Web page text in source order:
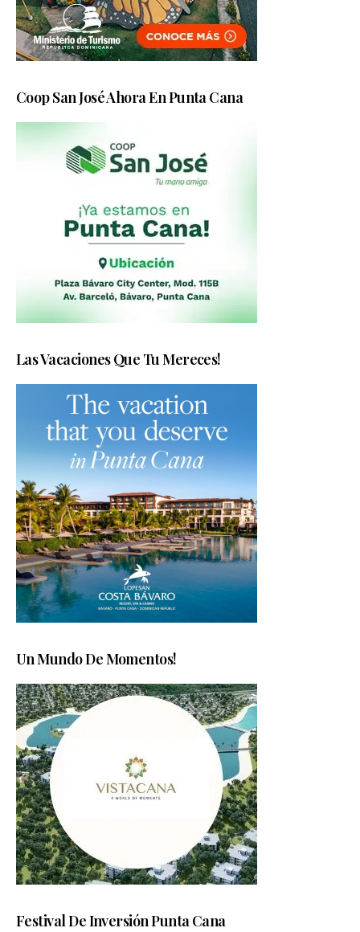
Coop San José Ahora En Punta Cana
Las Vacaciones Que Tu Mereces!
Un Mundo De Momentos!
Festival De Inversión Punta Cana